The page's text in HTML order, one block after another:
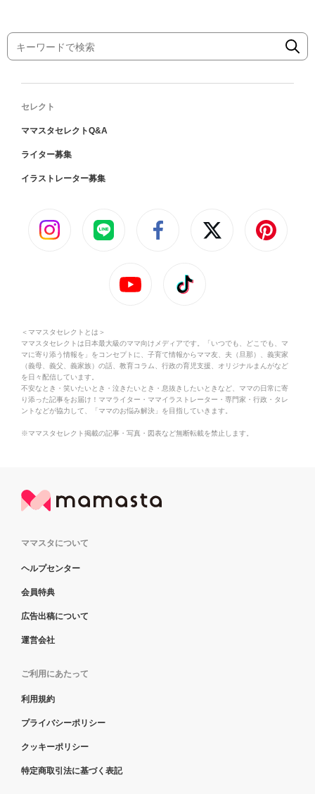
セレクト
ママスタセレクトQ&A
ライター募集
イラストレーター募集
＜ママスタセレクトとは＞
ママスタセレクトは日本最大級のママ向けメディアです。「いつでも、どこでも、マ
マに寄り添う情報を」をコンセプトに、子育て情報からママ友、夫（旦那）、義実家
（義母、義父、義家族）の話、教育コラム、行政の育児支援、オリジナルまんがなど
を日々配信しています。
不安なとき・笑いたいとき・泣きたいとき・息抜きしたいときなど、ママの日常に寄
り添った記事をお届け！ママライター・ママイラストレーター・専門家・行政・タレ
ントなどが協力して、「ママのお悩み解決」を目指していきます。
※ママスタセレクト掲載の記事・写真・図表など無断転載を禁止します。
ママスタについて
ヘルプセンター
会員特典
広告出稿について
運営会社
ご利用にあたって
利用規約
プライバシーポリシー
クッキーポリシー
特定商取引法に基づく表記